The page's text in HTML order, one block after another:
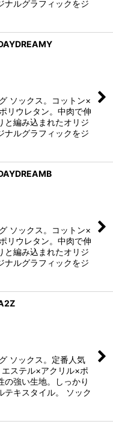
ナルグラフィックをジ
ソックス。コットン×
リウレタン。中肉で伸
と編み込まれたオリジ
ナルグラフィックをジ
ソックス。コットン×
リウレタン。中肉で伸
と編み込まれたオリジ
ナルグラフィックをジ
ソックス。定番人気
ステル×アクリル×ポ
の強い生地。しっかり
テキスタイル。 ソック